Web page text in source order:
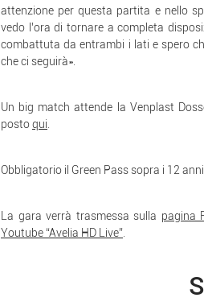
attenzione per questa partita e nello
vedo l’ora di tornare a completa
combattuta da entrambi i lati e spero
che ci seguirà».
Un big match attende la Venplast
postoqui.
Obbligatorio il Green Pass sopra i 12
La gara verrà trasmessa sulla pagina
Youtube “Avelia HD Live”.